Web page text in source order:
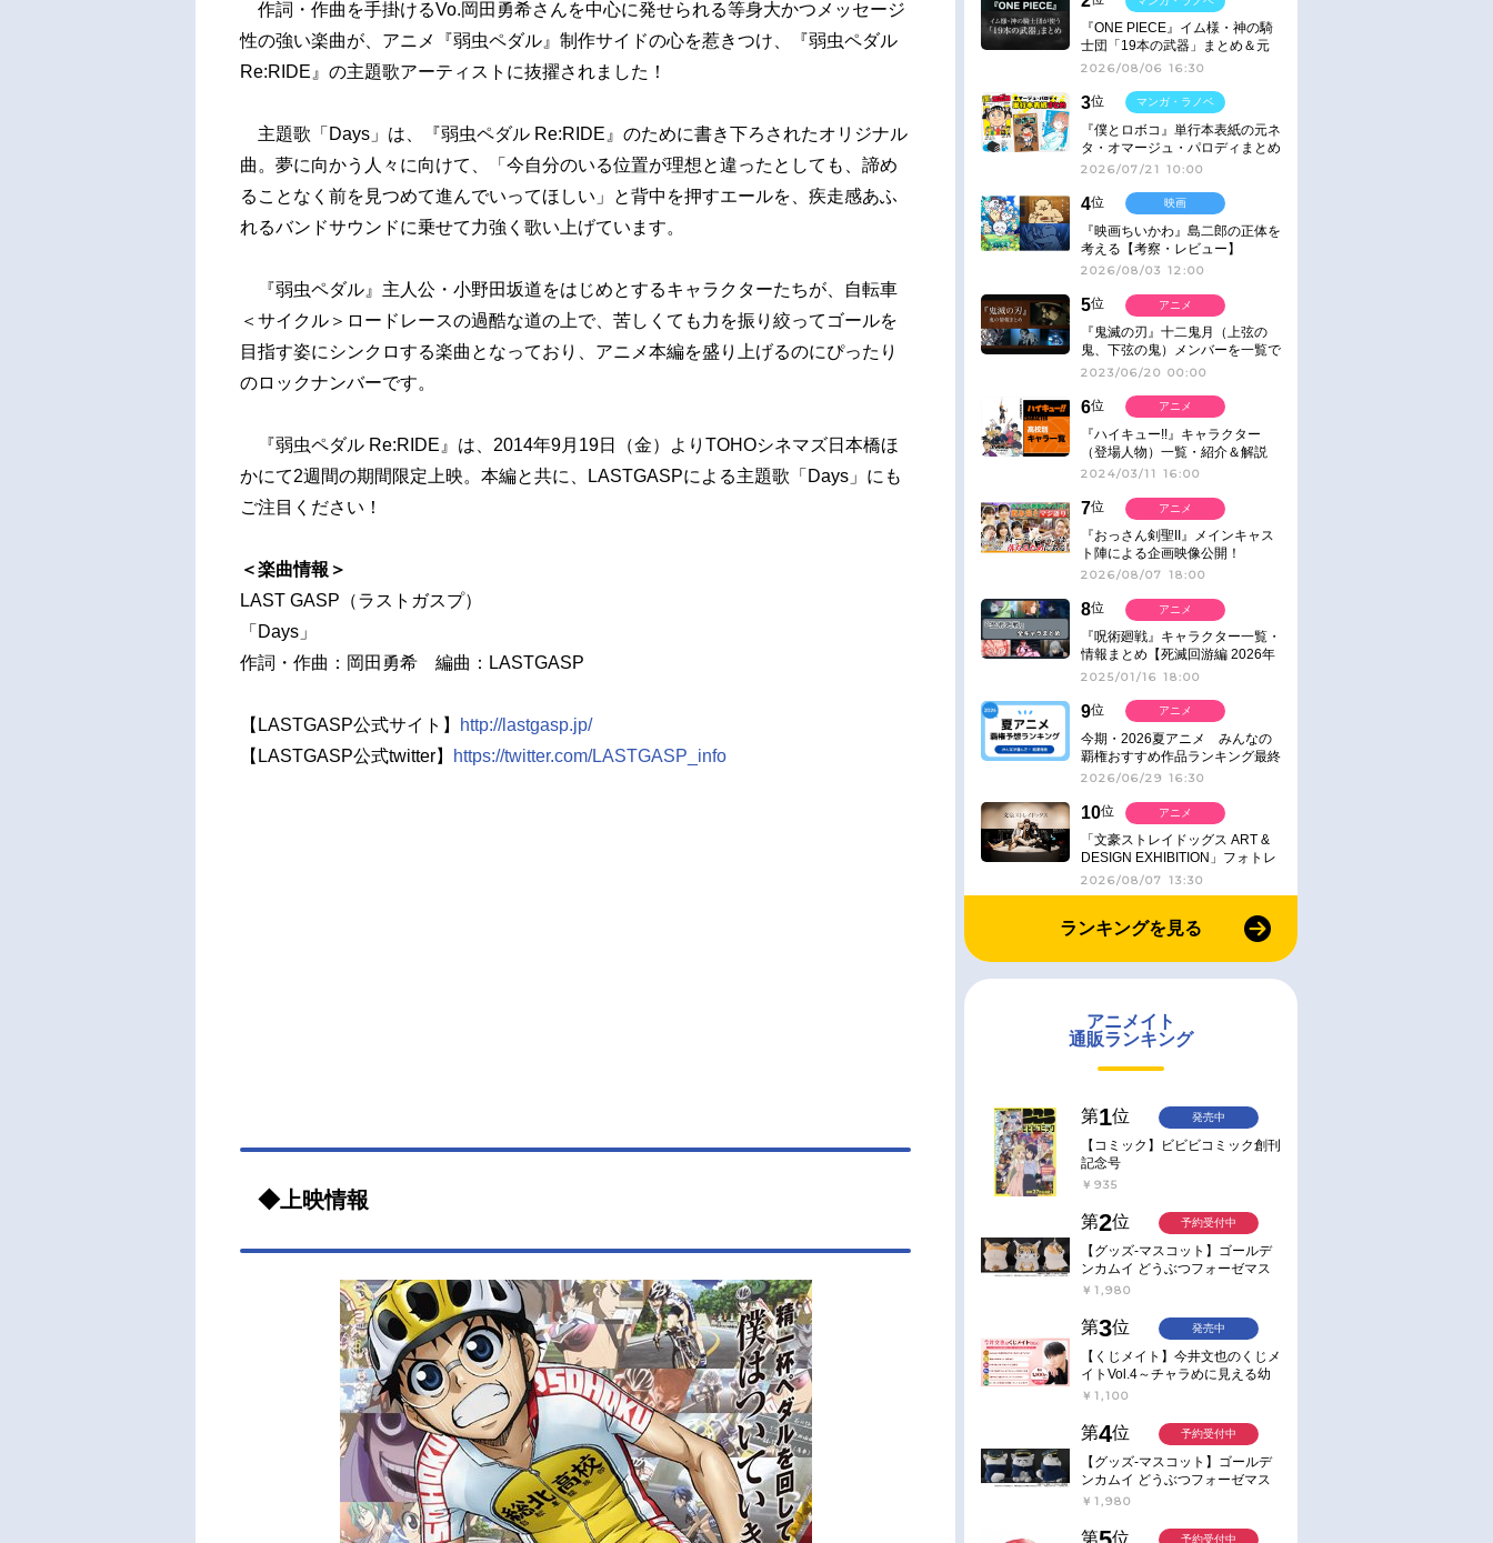
作詞・作曲を手掛けるVo.岡田勇希さんを中心に発せられる等身大かつメッセージ
性の強い楽曲が、アニメ『弱虫ペダル』制作サイドの心を惹きつけ、『弱虫ペダル
Re:RIDE』の主題歌アーティストに抜擢されました！
主題歌「Days」は、『弱虫ペダル Re:RIDE』のために書き下ろされたオリジナル
曲。夢に向かう人々に向けて、「今自分のいる位置が理想と違ったとしても、諦め
ることなく前を見つめて進んでいってほしい」と背中を押すエールを、疾走感あふ
れるバンドサウンドに乗せて力強く歌い上げています。
『弱虫ペダル』主人公・小野田坂道をはじめとするキャラクターたちが、自転車
＜サイクル＞ロードレースの過酷な道の上で、苦しくても力を振り絞ってゴールを
目指す姿にシンクロする楽曲となっており、アニメ本編を盛り上げるのにぴったり
のロックナンバーです。
『弱虫ペダル Re:RIDE』は、2014年9月19日（金）よりTOHOシネマズ日本橋ほ
かにて2週間の期間限定上映。本編と共に、LASTGASPによる主題歌「Days」にも
ご注目ください！
＜楽曲情報＞
LAST GASP（ラストガスプ）
「Days」
作詞・作曲：岡田勇希 編曲：LASTGASP
【LASTGASP公式サイト】
http://lastgasp.jp/
【LASTGASP公式twitter】
https://twitter.com/LASTGASP_info
◆上映情報
『ONE PIECE』イム様・神の騎
士団「19本の武器」まとめ＆元
ネタ
2026/08/06 16:30
3位
『僕とロボコ』単行本表紙の元ネ
タ・オマージュ・パロディまとめ
2026/07/21 10:00
マンガ・ラノベ
4位
『映画ちいかわ』島二郎の正体を
考える【考察・レビュー】
2026/08/03 12:00
映画
5位
『鬼滅の刃』十二鬼月（上弦の
鬼、下弦の鬼）メンバーを一覧で
紹介＆解説（登場鬼の情報まと
2023/06/20 00:00
アニメ
6位
『ハイキュー!!』キャラクター
（登場人物）一覧・紹介＆解説
2024/03/11 16:00
アニメ
7位
『おっさん剣聖II』メインキャス
ト陣による企画映像公開！
2026/08/07 18:00
アニメ
8位
『呪術廻戦』キャラクター一覧・
情報まとめ【死滅回游編 2026年
1月放送】
2025/01/16 18:00
アニメ
9位
今期・2026夏アニメ みんなの
覇権おすすめ作品ランキング最終
結果発表！
2026/06/29 16:30
アニメ
10位
「文豪ストレイドッグス ART &
DESIGN EXHIBITION」フォトレ
ポート
2026/08/07 13:30
アニメ
ランキングを見る
アニメイト
通販ランキング
第1位
【コミック】ビビビコミック創刊
記念号
￥935
発売中
第2位
【グッズ-マスコット】ゴールデ
ンカムイ どうぶつフォーゼマス
コット 4.尾形百之助【再販】
￥1,980
予約受付中
第3位
【くじメイト】今井文也のくじメ
イトVol.4～チャラめに見える幼
馴染、実は一途で独占欲が強いん
￥1,100
発売中
第4位
【グッズ-マスコット】ゴールデ
ンカムイ どうぶつフォーゼマス
コット 5.月島軍曹【再販】
￥1,980
予約受付中
第 位 予約受付中